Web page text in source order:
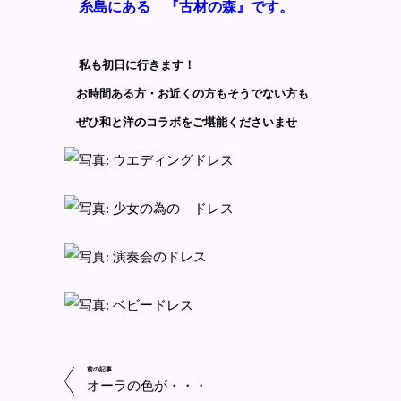
糸島にある 『古材の森』です。
私も初日に行きます！
お時間ある方・お近くの方もそうでない方も
ぜひ和と洋のコラボをご堪能くださいませ
前の記事
オーラの色が・・・